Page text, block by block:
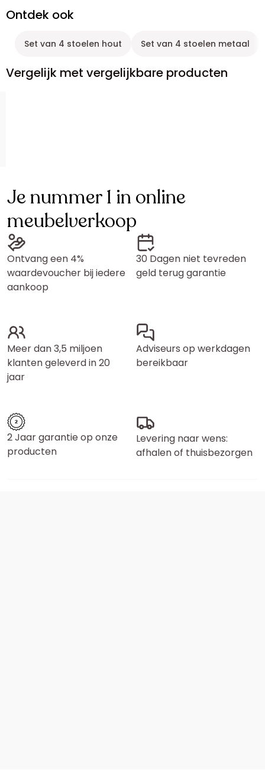
Ontdek ook
Set van 4 stoelen hout Set van 4 stoelen metaal
Vergelijk met vergelijkbare producten
Je nummer 1 in online
meubelverkoop
Ontvang een 4%
waardevoucher bij iedere
aankoop
30 Dagen niet tevreden
geld terug garantie
Meer dan 3,5 miljoen
klanten geleverd in 20
jaar
Adviseurs op werkdagen
bereikbaar
2 Jaar garantie op onze
producten
Levering naar wens:
afhalen of thuisbezorgen